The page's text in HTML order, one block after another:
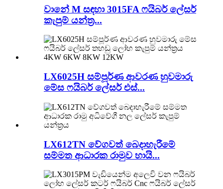
වානේ M සඳහා 3015FA ෆයිබර් ලේසර්
කැපුම් යන්ත්‍ර...
LX6025H සම්පූර්ණ ආවරණ හුවමාරු
මේස ෆයිබර් ලේසර් එස්...
LX612TN වේගවත් බෙදාහැරීමේ
සම්මත ආධාරක රාමුව හායි...